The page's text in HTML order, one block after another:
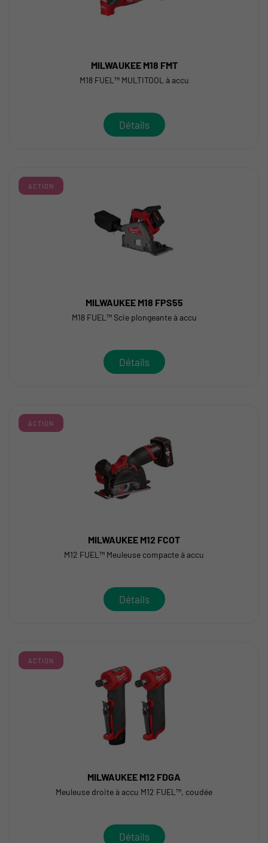
MILWAUKEE M18 FMT
M18 FUEL™ MULTITOOL à accu
Détails
ACTION
MILWAUKEE M18 FPS55
M18 FUEL™ Scie plongeante à accu
Détails
ACTION
MILWAUKEE M12 FCOT
M12 FUEL™ Meuleuse compacte à accu
Détails
ACTION
MILWAUKEE M12 FDGA
Meuleuse droite à accu M12 FUEL™, coudée
Détails